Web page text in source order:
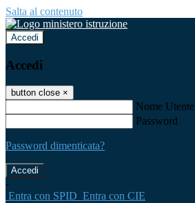
Salta al contenuto
Accedi
Accedi
button close ×
Nome Utente
Password
Password dimenticata?
-
Entra con SPID Entra con CIE